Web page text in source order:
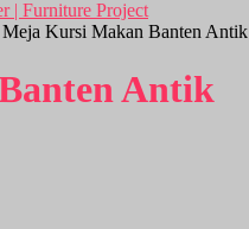
Meja Kursi Makan Banten Antik
Antik